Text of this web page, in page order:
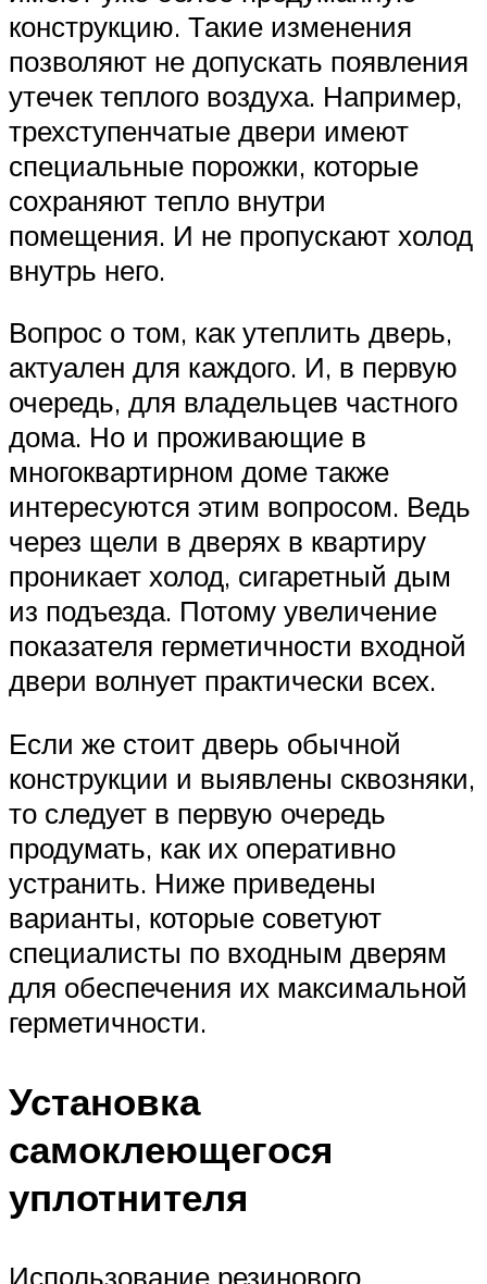
конструкцию. Такие изменения
позволяют не допускать появления
утечек теплого воздуха. Например,
трехступенчатые двери имеют
специальные порожки, которые
сохраняют тепло внутри
помещения. И не пропускают холод
внутрь него.
Вопрос о том, как утеплить дверь,
актуален для каждого. И, в первую
очередь, для владельцев частного
дома. Но и проживающие в
многоквартирном доме также
интересуются этим вопросом. Ведь
через щели в дверях в квартиру
проникает холод, сигаретный дым
из подъезда. Потому увеличение
показателя герметичности входной
двери волнует практически всех.
Если же стоит дверь обычной
конструкции и выявлены сквозняки,
то следует в первую очередь
продумать, как их оперативно
устранить. Ниже приведены
варианты, которые советуют
специалисты по входным дверям
для обеспечения их максимальной
герметичности.
Установка
самоклеющегося
уплотнителя
Использование резинового